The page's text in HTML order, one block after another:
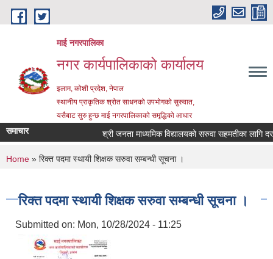
Skip to main content
माई नगरपालिका
नगर कार्यपालिकाको कार्यालय
इलाम, कोशी प्रदेश, नेपाल
स्थानीय प्राकृतिक श्रोत साधनको उपभोगको सुरुवात,
यसैबाट सुरु हुन्छ माई नगरपालिकाको समृद्धिको आधार
समाचार श्री जनता माध्यमिक विद्यालयको सरुवा सहमतीका लागि
You are here
Home » रिक्त पदमा स्थायी शिक्षक सरुवा सम्बन्धी सूचना ।
रिक्त पदमा स्थायी शिक्षक सरुवा सम्बन्धी सूचना ।
Submitted on: Mon, 10/28/2024 - 11:25